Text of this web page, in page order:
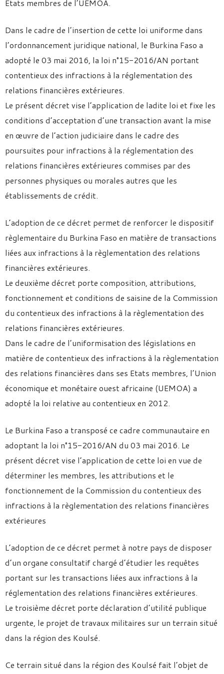
Etats membres de l’UEMOA.
Dans le cadre de l’insertion de cette loi uniforme dans
l’ordonnancement juridique national, le Burkina Faso a
adopté le 03 mai 2016, la loi n°15-2016/AN portant
contentieux des infractions à la réglementation des
relations financières extérieures.
Le présent décret vise l’application de ladite loi et fixe les
conditions d’acceptation d’une transaction avant la mise
en œuvre de l’action judiciaire dans le cadre des
poursuites pour infractions à la réglementation des
relations financières extérieures commises par des
personnes physiques ou morales autres que les
établissements de crédit.
L’adoption de ce décret permet de renforcer le dispositif
règlementaire du Burkina Faso en matière de transactions
liées aux infractions à la règlementation des relations
financières extérieures.
Le deuxième décret porte composition, attributions,
fonctionnement et conditions de saisine de la Commission
du contentieux des infractions à la règlementation des
relations financières extérieures.
Dans le cadre de l’uniformisation des législations en
matière de contentieux des infractions à la règlementation
des relations financières dans ses Etats membres, l’Union
économique et monétaire ouest africaine (UEMOA) a
adopté la loi relative au contentieux en 2012.
Le Burkina Faso a transposé ce cadre communautaire en
adoptant la loi n°15-2016/AN du 03 mai 2016. Le
présent décret vise l’application de cette loi en vue de
déterminer les membres, les attributions et le
fonctionnement de la Commission du contentieux des
infractions à la règlementation des relations financières
extérieures
L’adoption de ce décret permet à notre pays de disposer
d’un organe consultatif chargé d’étudier les requêtes
portant sur les transactions liées aux infractions à la
réglementation des relations financières extérieures.
Le troisième décret porte déclaration d’utilité publique
urgente, le projet de travaux militaires sur un terrain situé
dans la région des Koulsé.
Ce terrain situé dans la région des Koulsé fait l’objet de